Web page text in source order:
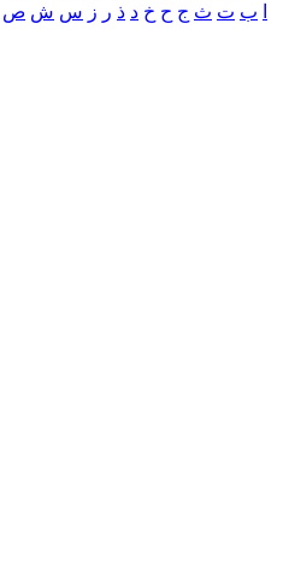
ب ت ث ج ح خ د ذ ر ز س ش ص